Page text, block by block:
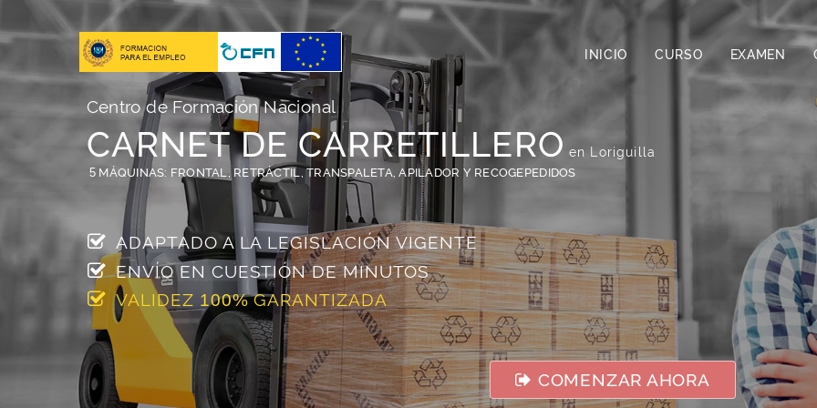
INICIO CURSO EXAMEN
Centro de Formación Nacional
CARNET DE CARRETILLERO en Loriguilla
5 MÁQUINAS: FRONTAL, RETRÁCTIL, TRANSPALETA, APILADOR Y RECOGEPEDIDOS
ADAPTADO A LA LEGISLACIÓN VIGENTE
ENVÍO EN CUESTIÓN DEMINUTOS
VALIDEZ 100%GARANTIZADA
COMENZAR AHORA